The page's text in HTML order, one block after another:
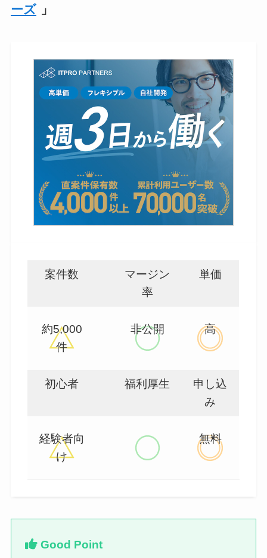
ーズ
」
案件数
マージン
率
単価
約5,000
件
非公開 高
初心者 福利厚生
申し込
み
経験者向
け
無料
Good Point